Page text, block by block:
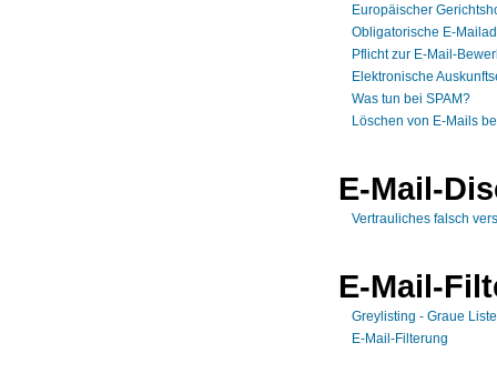
Europäischer
Obligatorische E-
Pflicht zur E-Mail-
Elektronische
Was tun bei SPAM?
Löschen von E-Mails
E-Mail-
Vertrauliches falsch
E-Mail-
Greylisting - Graue
E-Mail-Filterung